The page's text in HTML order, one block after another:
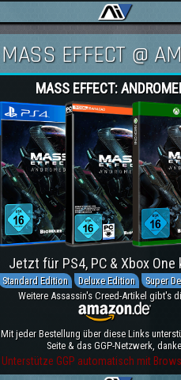
MASS EFFECT @
MASS EFFECT:
Jetzt für PS4, PC & Xbox One
Standard Edition Deluxe Edition
Super
Weitere Assassin's Creed-Artikel gibt's
Mit jeder Bestellung über diese Links
Seite & das GGP-Netzwerk,
Unterstütze GGP automatisch mit